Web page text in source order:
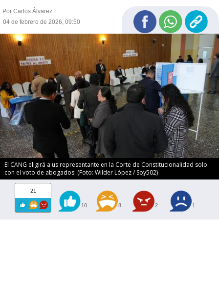
Por Carlos Álvarez
04 de febrero de 2026, 09:50
El CANG eligirá a us representante en la Corte de Constitucionalidad solo
con el voto de abogados. (Foto: Wilder López / Soy502)
21
10 8 2 1